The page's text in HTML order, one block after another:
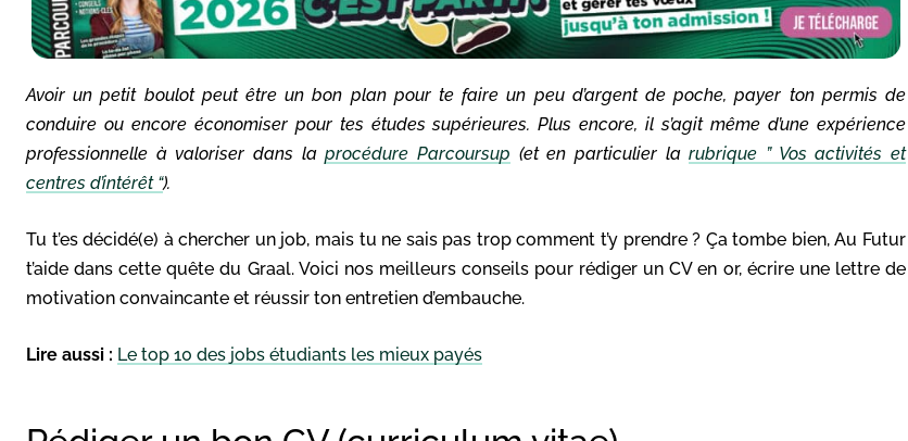
Avoir un petit boulot peut être un bon plan pour te faire un peu d’argent de poche, payer ton permis de
conduire ou encore économiser pour tes études supérieures. Plus encore, il s’agit même d’une expérience
professionnelle à valoriser dans laprocédure Parcoursup (et en particulier larubrique ” Vos activités et
centres d’intérêt “).
Tu t’es décidé(e) à chercher un job, mais tu ne sais pas trop comment t’y prendre ? Ça tombe bien, Au Futur
t’aide dans cette quête du Graal. Voici nos meilleurs conseils pour rédiger un CV en or, écrire une lettre de
motivation convaincante et réussir ton entretien d’embauche.
Lire aussi : Le top 10 des jobs étudiants les mieux payés